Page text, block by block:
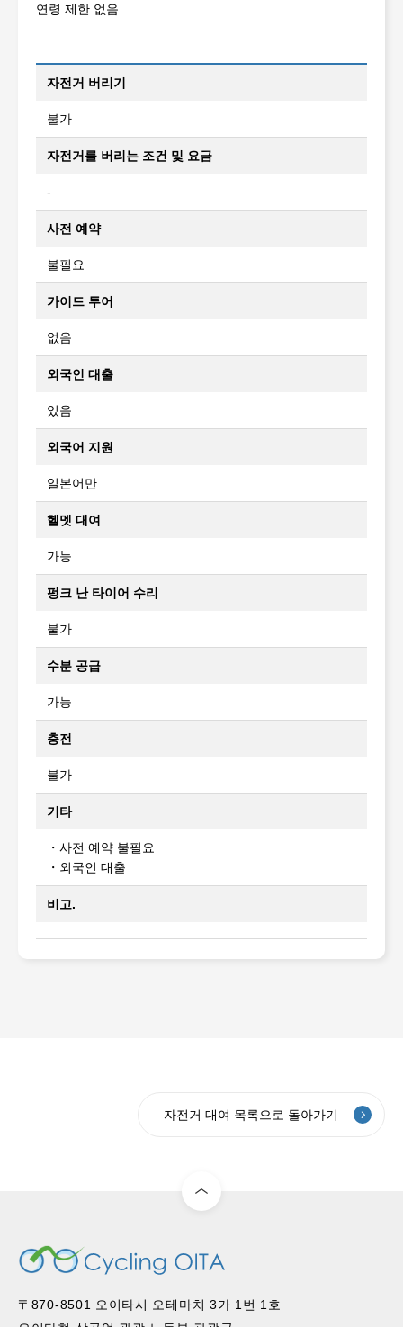
연령 제한 없음
자전거 버리기
불가
자전거를 버리는 조건 및 요금
-
사전 예약
불필요
가이드 투어
없음
외국인 대출
있음
외국어 지원
일본어만
헬멧 대여
가능
펑크 난 타이어 수리
불가
수분 공급
가능
충전
불가
기타
・사전 예약 불필요
・외국인 대출
비고.
자전거 대여 목록으로 돌아가기
〒870-8501 오이타시 오테마치 3가 1번 1호